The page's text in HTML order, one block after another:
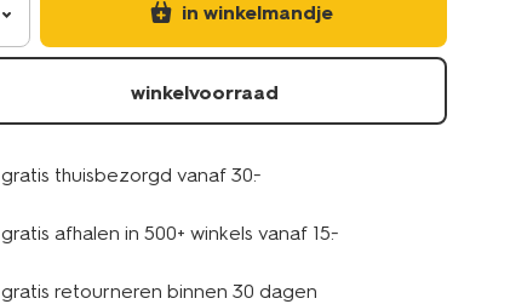
in winkelmandje
winkelvoorraad
gratis thuisbezorgd vanaf 30.-
gratis afhalen in 500+ winkels vanaf 15.-
gratis retourneren binnen 30 dagen